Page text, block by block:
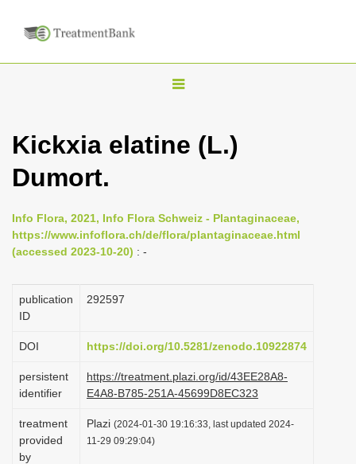
T
g
n
a
i
t
i
o
n
Kickxia elatine (L.)
Dumort.
Info Flora, 2021, Info Flora Schweiz - Plantaginaceae,
https://www.infoflora.ch/de/flora/plantaginaceae.html
(accessed 2023-10-20) : -
publication
ID
292597
DOI https://doi.org/10.5281/zenodo.10922874
persistent
identifier
https://treatment.plazi.org/id/43EE28A8-
E4A8-B785-251A-45699D8EC323
treatment
provided
by
Plazi (2024-01-30 19:16:33, last updated 2024-
11-29 09:29:04)